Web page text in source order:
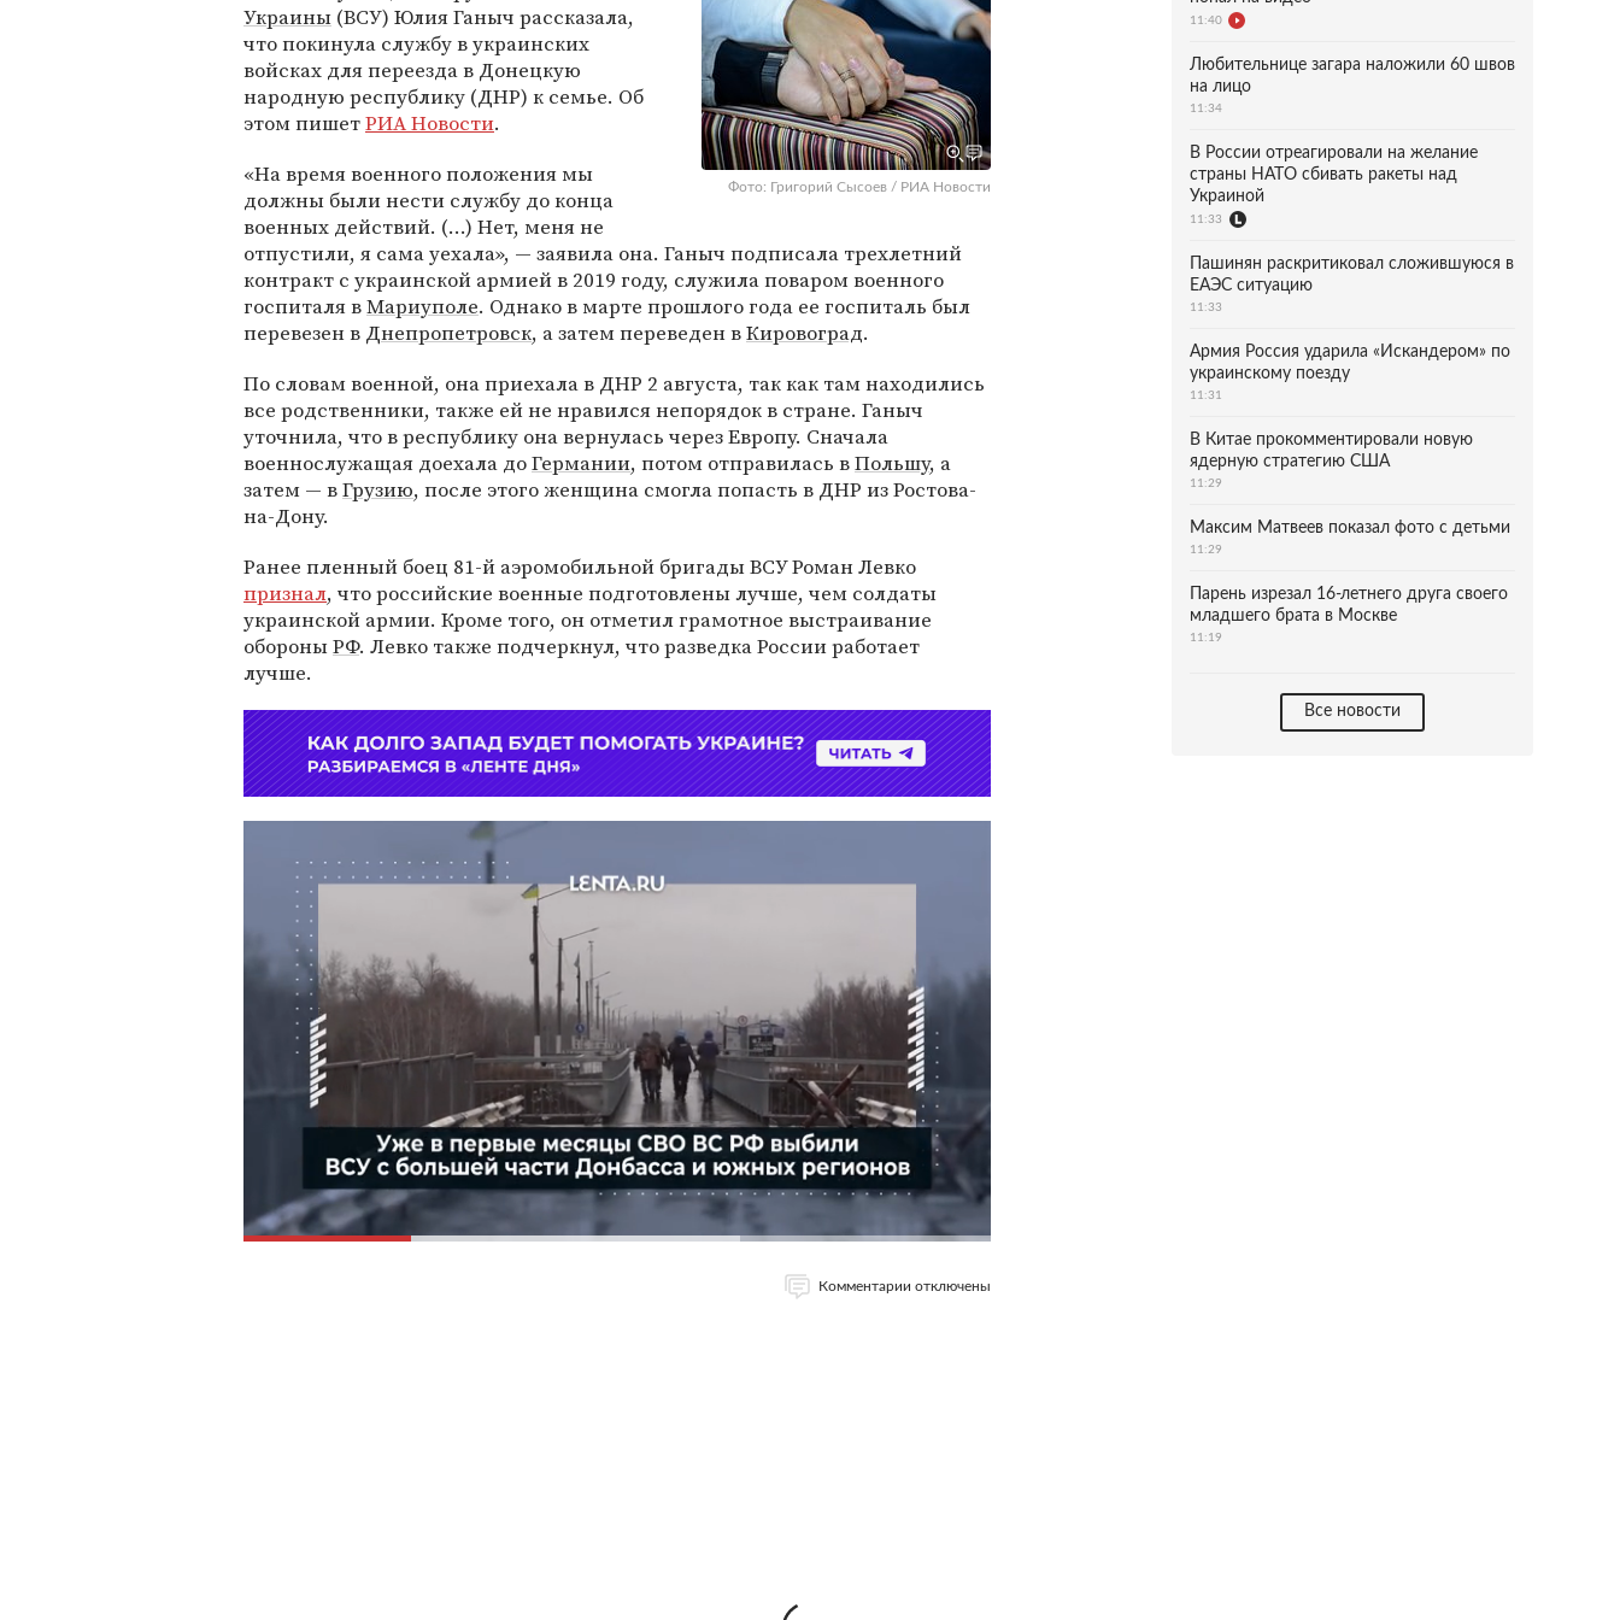
Фото: Григорий Сысоев / РИА Новости
Украины (ВСУ) Юлия Ганыч рассказала,
что покинула службу в украинских
войсках для переезда в Донецкую
народную республику (ДНР) к семье. Об
этом пишетРИА Новости.
«На время военного положения мы
должны были нести службу до конца
военных действий. (…) Нет, меня не
отпустили, я сама уехала», — заявила она. Ганыч подписала трехлетний
контракт с украинской армией в 2019 году, служила поваром военного
госпиталя вМариуполе. Однако в марте прошлого года ее госпиталь был
перевезен в Днепропетровск, а затем переведен вКировоград.
По словам военной, она приехала в ДНР 2 августа, так как там находились
все родственники, также ей не нравился непорядок в стране. Ганыч
уточнила, что в республику она вернулась через Европу. Сначала
военнослужащая доехала доГермании, потом отправилась вПольшу, а
затем — вГрузию, после этого женщина смогла попасть в ДНР из Ростова-
на-Дону.
Ранее пленный боец 81-й аэромобильной бригады ВСУ Роман Левко
признал, что российские военные подготовлены лучше, чем солдаты
украинской армии. Кроме того, он отметил грамотное выстраивание
обороныРФ. Левко также подчеркнул, что разведка России работает
лучше.
Комментарии отключены
11:40
Любительнице загара наложили 60 швов
на лицо
11:34
В России отреагировали на желание
страны НАТО сбивать ракеты над
Украиной
11:33
Пашинян раскритиковал сложившуюся в
ЕАЭС ситуацию
11:33
Армия Россия ударила «Искандером» по
украинскому поезду
11:31
В Китае прокомментировали новую
ядерную стратегию США
11:29
Максим Матвеев показал фото с детьми
11:29
Парень изрезал 16-летнего друга своего
младшего брата в Москве
11:19
Все новости